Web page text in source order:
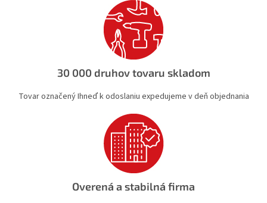
c
i
e
p
r
v
k
v
p
i
s
u
30 000 druhov tovaru skladom
Tovar označený Ihneď k odoslaniu expedujeme v deň objednania
Overená a stabilná firma